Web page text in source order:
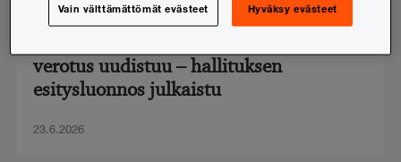
Henkilöverotus,Verotus
verotus uudistuu – hallituksen
esitysluonnos julkaistu
23.6.2026
Vain välttämättömät evästeet Hyväksy evästeet